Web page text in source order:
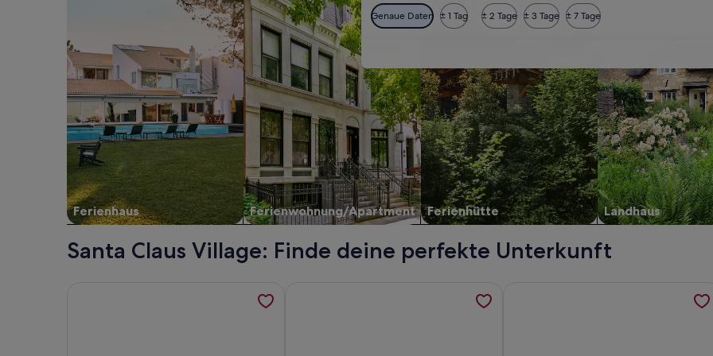
Genaue Daten ± 1 Tag ± 2 Tage ± 3 Tage ± 7 Tage
Ferienhaus Ferienwohnung/Apartment Ferienhütte Landhaus
Santa Claus Village: Finde deine perfekte Unterkunft